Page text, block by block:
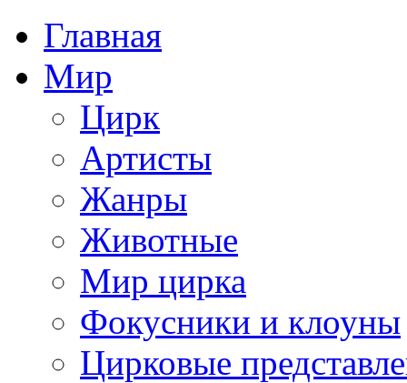
Главная
Мир
Цирк
Артисты
Жанры
Животные
Мир цирка
Фокусники и клоуны
Цирковые